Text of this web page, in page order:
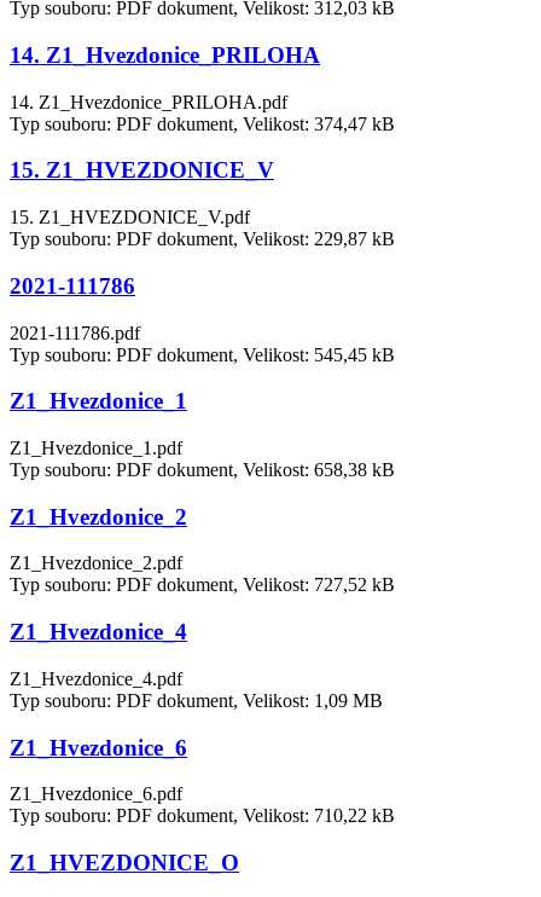
Typ souboru: PDF dokument, Velikost: 312,03 kB
14. Z1_Hvezdonice_PRILOHA
14. Z1_Hvezdonice_PRILOHA.pdf
Typ souboru: PDF dokument, Velikost: 374,47 kB
15. Z1_HVEZDONICE_V
15. Z1_HVEZDONICE_V.pdf
Typ souboru: PDF dokument, Velikost: 229,87 kB
2021-111786
2021-111786.pdf
Typ souboru: PDF dokument, Velikost: 545,45 kB
Z1_Hvezdonice_1
Z1_Hvezdonice_1.pdf
Typ souboru: PDF dokument, Velikost: 658,38 kB
Z1_Hvezdonice_2
Z1_Hvezdonice_2.pdf
Typ souboru: PDF dokument, Velikost: 727,52 kB
Z1_Hvezdonice_4
Z1_Hvezdonice_4.pdf
Typ souboru: PDF dokument, Velikost: 1,09 MB
Z1_Hvezdonice_6
Z1_Hvezdonice_6.pdf
Typ souboru: PDF dokument, Velikost: 710,22 kB
Z1_HVEZDONICE_O